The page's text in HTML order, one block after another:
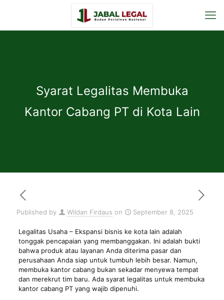
Syarat Legalitas Membuka
Kantor Cabang PT di Kota Lain
Published by Wildan Firdaus on September 8, 2025
Legalitas Usaha– Ekspansi bisnis ke kota lain adalah
tonggak pencapaian yang membanggakan. Ini adalah bukti
bahwa produk atau layanan Anda diterima pasar dan
perusahaan Anda siap untuk tumbuh lebih besar. Namun,
membuka kantor cabang bukan sekadar menyewa tempat
dan merekrut tim baru. Ada syarat legalitas untuk membuka
kantor cabang PT yang wajib dipenuhi.